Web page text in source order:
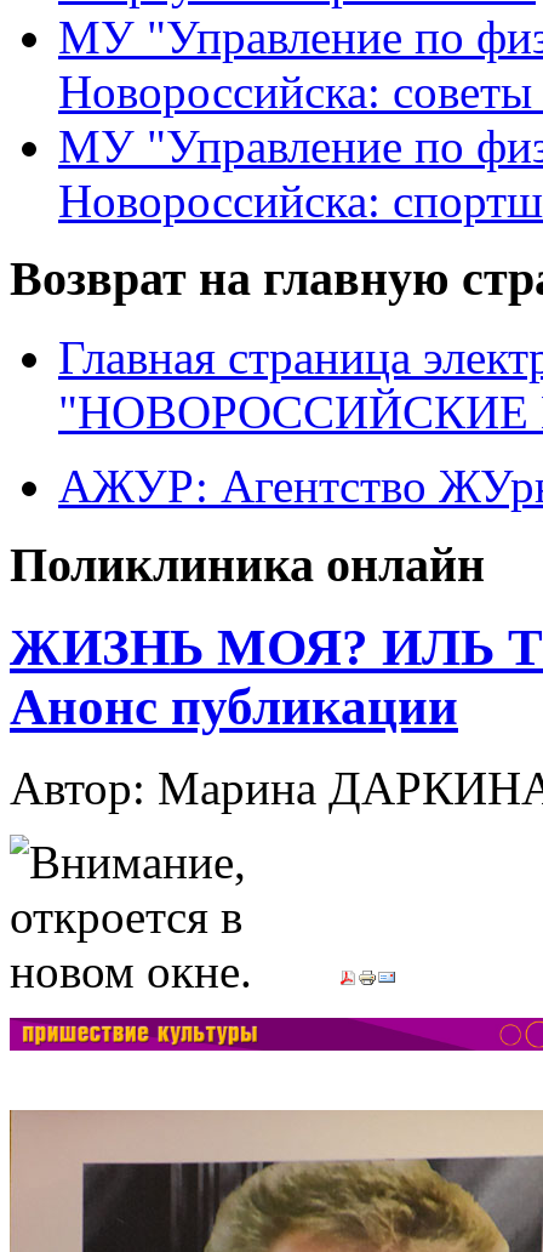
МУ "Управление по
Новороссийска:
МУ "Управление по
Новороссийска:
Возврат на главную
Главная страница
"НОВОРОССИЙСКИЕ
АЖУР: Агентство
Поликлиника онлайн
ЖИЗНЬ МОЯ? ИЛЬ
Анонс публикации
Автор: Марина